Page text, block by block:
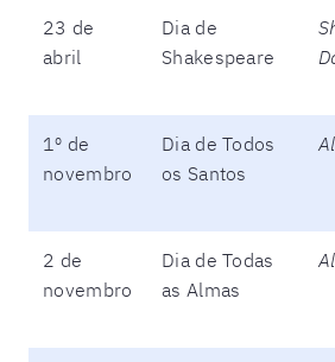
23 de
abril
Dia de
Shakespeare
1º de
novembro
Dia de Todos
os Santos
2 de
novembro
Dia de Todas
as Almas